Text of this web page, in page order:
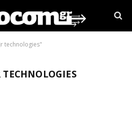
technologies"
TECHNOLOGIES